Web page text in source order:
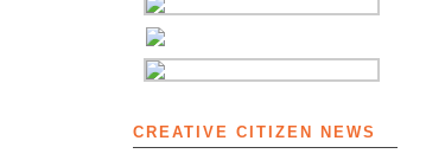
CREATIVE CITIZEN NEWS